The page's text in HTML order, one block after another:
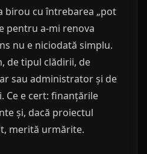
birou cu întrebarea „pot
pentru a-mi renova
nu e niciodată simplu.
de tipul clădirii, de
sau administrator și de
Ce e cert: finanțările
și, dacă proiectul
merită urmărite.